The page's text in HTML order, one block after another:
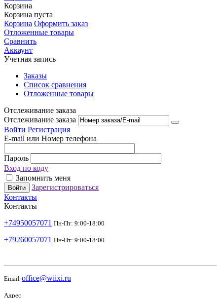
Корзина
Корзина пуста
Корзина Оформить заказ
Отложенные товары
Сравнить
Аккаунт
Учетная запись
Заказы
Список сравнения
Отложенные товары
Отслеживание заказа
Отслеживание заказа
Войти Регистрация
E-mail или Номер телефона
Пароль
Вход по коду
Запомнить меня
Войти
Зарегистрироваться
Контакты
Контакты
+74950057071 Пн-Пт: 9:00-18:00
+79260057071 Пн-Пт: 9:00-18:00
Email office@wiixi.ru
Адрес